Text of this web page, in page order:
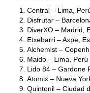
Central – Lima,
Disfrutar –
DiverXO – Madrid,
Etxebarri – Axpe,
Alchemist –
Maido – Lima, Perú
Lido 84 – Gardone
Atomix – Nueva
Quintonil – Ciudad